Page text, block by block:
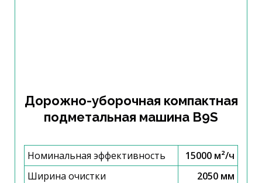
Дорожно-уборочная компактная
подметальная машина B9S
Номинальная эффективность
15000 м²/ч
Ширина очистки
2050 мм